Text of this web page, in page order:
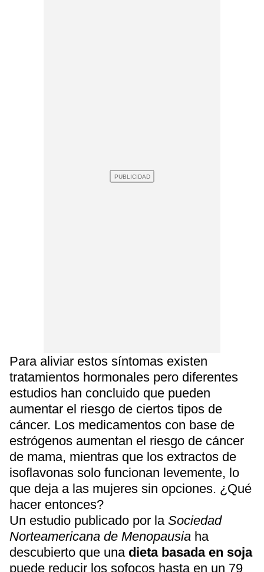
Para aliviar estos síntomas existen
tratamientos hormonales pero diferentes
estudios han concluido que pueden
aumentar el riesgo de ciertos tipos de
cáncer. Los medicamentos con base de
estrógenos aumentan el riesgo de cáncer
de mama, mientras que los extractos de
isoflavonas solo funcionan levemente, lo
que deja a las mujeres sin opciones. ¿Qué
hacer entonces?
Un estudio publicado por la Sociedad
Norteamericana de Menopausia ha
descubierto que una dieta basada en soja
puede reducir los sofocos hasta en un 79